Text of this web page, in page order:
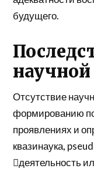
будущего.
Отсутствие
формированию
проявлениях и
квазинаука,
деятельность